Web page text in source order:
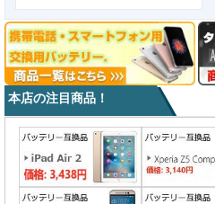
本店の注目商品！